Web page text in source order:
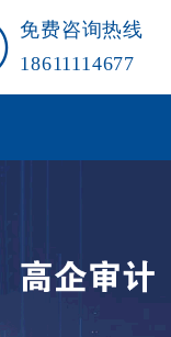
免费咨询热线
18611114677